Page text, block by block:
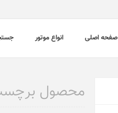
صفحه اصلی انواع موتور
محصول برچسب